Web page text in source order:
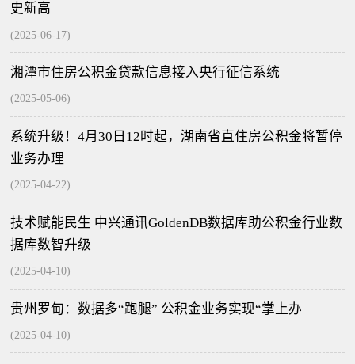
史新高
(2025-06-17)
湘潭市住房公积金贷款信息接入央行征信系统
(2025-05-06)
系统升级！4月30日12时起，湖南省直住房公积金将暂停
业务办理
(2025-04-22)
技术赋能民生 中兴通讯GoldenDB数据库助公积金行业数
据库数智升级
(2025-04-10)
贵州罗甸：数据多“跑腿” 公积金业务实现“掌上办
(2025-04-10)